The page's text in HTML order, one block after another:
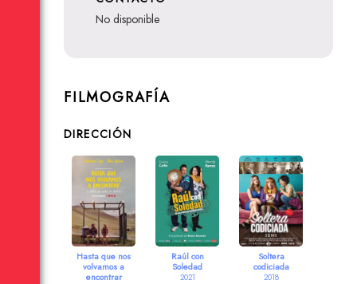
no disponible
FILMOGRAFÍA
DIRECCIÓN
Hasta que nos
volvamos a
encontrar
Raúl con
Soledad
2021
Soltera
codiciada
2018